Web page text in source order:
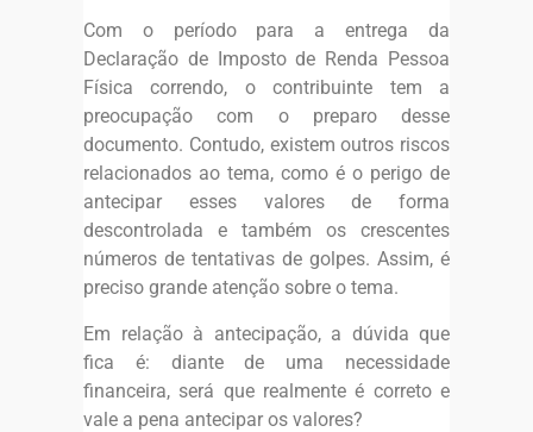
Com o período para a entrega da
Declaração de Imposto de Renda Pessoa
Física correndo, o contribuinte tem a
preocupação com o preparo desse
documento. Contudo, existem outros riscos
relacionados ao tema, como é o perigo de
antecipar esses valores de forma
descontrolada e também os crescentes
números de tentativas de golpes. Assim, é
preciso grande atenção sobre o tema.
Em relação à antecipação, a dúvida que
fica é: diante de uma necessidade
financeira, será que realmente é correto e
vale a pena antecipar os valores?